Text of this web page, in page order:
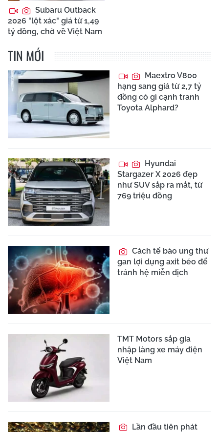
Subaru Outback
2026 "lột xác" giá từ 1,49
tỷ đồng, chờ về Việt Nam
TIN MỚI
Maextro V800
hạng sang giá từ 2,7 tỷ
đồng có gì cạnh tranh
Toyota Alphard?
Hyundai
Stargazer X 2026 đẹp
như SUV sắp ra mắt, từ
769 triệu đồng
Cách tế bào ung thư
gan lợi dụng axit béo để
tránh hệ miễn dịch
TMT Motors sắp gia
nhập làng xe máy điện
Việt Nam
Lần đầu tiên phát